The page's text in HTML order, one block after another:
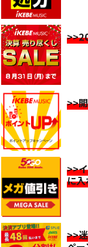
>>
>>
に
>>